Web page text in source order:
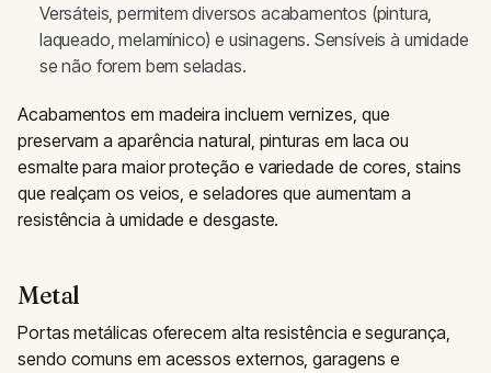
Versáteis, permitem diversos acabamentos (pintura,
laqueado, melamínico) e usinagens. Sensíveis à umidade
se não forem bem seladas.
Acabamentos em madeira incluem vernizes, que
preservam a aparência natural, pinturas em laca ou
esmalte para maior proteção e variedade de cores, stains
que realçam os veios, e seladores que aumentam a
resistência à umidade e desgaste.
Metal
Portas metálicas oferecem alta resistência e segurança,
sendo comuns em acessos externos, garagens e